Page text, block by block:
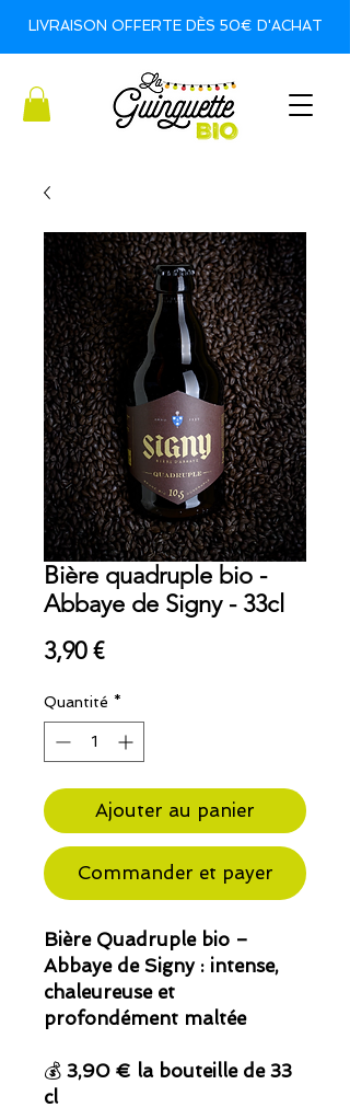
LIVRAISON OFFERTE DÈS 50€ D'ACHAT
Bière quadruple bio -
Abbaye de Signy - 33cl
3,90 €Prix
Quantité *
Ajouter au panier
Commander et payer
Bière Quadruple bio –
Abbaye de Signy : intense,
chaleureuse et
profondément maltée
💰 3,90 € la bouteille de 33
cl